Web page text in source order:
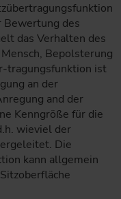
Bewertung des
das Verhalten des
Bepolsterung
tragungsfunktion ist
an der
and der
Kenngröße für die
wieviel der
Die
kann allgemein